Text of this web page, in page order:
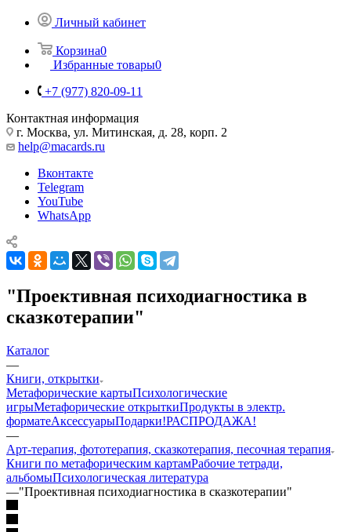
Личный кабинет
Корзина0
Избранные товары0
+7 (977) 820-09-11
Контактная информация
г. Москва, ул. Митинская, д. 28, корп. 2
help@macards.ru
Вконтакте
Telegram
YouTube
WhatsApp
"Проективная психодиагностика в
сказкотерапии"
Каталог
—
Книги, открытки
Mетафорические картыПсихологические
игрыМетафорические открыткиПродукты в электр.
форматеАксессуарыПодарки!РАСПРОДАЖА!
—
Арт-терапия, фототерапия, сказкотерапия, песочная терапия
Книги по метафорическим картамРабочие тетради,
альбомыПсихологическая литература
—"Проективная психодиагностика в сказкотерапии"